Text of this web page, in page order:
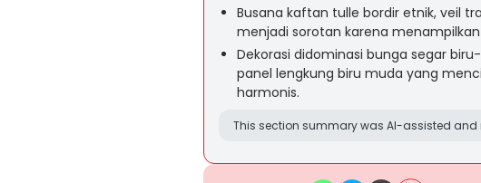
Busana kaftan tulle bordir etnik, veil
menjadi sorotan karena
Dekorasi didominasi bunga segar
panel lengkung biru muda yang
harmonis.
This section summary was AI-assisted and